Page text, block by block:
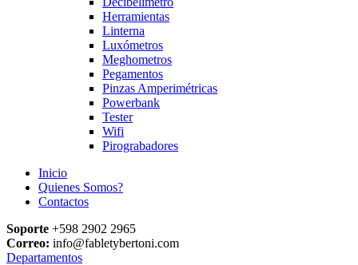
Herramientas
Linterna
Luxómetros
Meghometros
Pegamentos
Pinzas Amperimétricas
Powerbank
Tester
Wifi
Pirograbadores
Inicio
Quienes Somos?
Contactos
Soporte +598 2902 2965
Correo: info@fabletybertoni.com
Departamentos